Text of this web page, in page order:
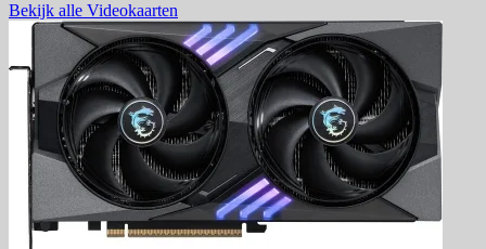
Bekijk alle Videokaarten